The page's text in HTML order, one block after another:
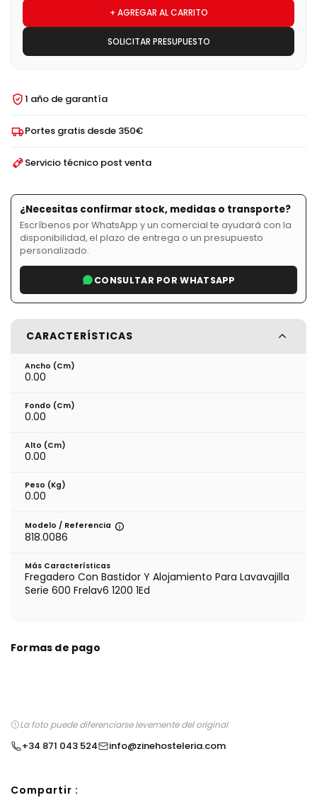
+ AGREGAR AL CARRITO
SOLICITAR PRESUPUESTO
1 año de garantía
Portes gratis desde 350€
Servicio técnico post venta
¿Necesitas confirmar stock, medidas o transporte?
Escríbenos por WhatsApp y un comercial te ayudará con la
disponibilidad, el plazo de entrega o un presupuesto
personalizado.
CONSULTAR POR WHATSAPP
CARACTERÍSTICAS
Ancho (cm)
0.00
Fondo (cm)
0.00
Alto (cm)
0.00
Peso (kg)
0.00
Modelo / Referencia
818.0086
Más Características
Fregadero Con Bastidor Y Alojamiento Para Lavavajilla
Serie 600 Frelav6 1200 1Ed
Formas de pago
La foto puede diferenciarse levemente del original
+34 871 043 524 info@zinehosteleria.com
Compartir :